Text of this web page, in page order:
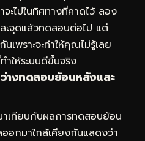
ะไปในทิศทางที่คาดไว้ ลอง
ะจุดแล้วทดสอบต่อไป แต่
พราะจะทำให้คุณไม่รู้เลย
ำให้ระบบดีขึ้นจริง
างทดสอบย้อนหลังและ
เทียบกับผลการทดสอบย้อน
อกมาใกล้เคียงกันแสดงว่า